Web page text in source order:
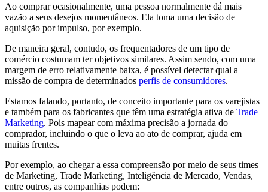
Ao comprar ocasionalmente, uma pessoa normalmente dá mais
vazão a seus desejos momentâneos. Ela toma uma decisão de
aquisição por impulso, por exemplo.
De maneira geral, contudo, os frequentadores de um tipo de
comércio costumam ter objetivos similares. Assim sendo, com uma
margem de erro relativamente baixa, é possível detectar qual a
missão de compra de determinados perfis de consumidores.
Estamos falando, portanto, de conceito importante para os varejistas
e também para os fabricantes que têm uma estratégia ativa de Trade
Marketing. Pois mapear com máxima precisão a jornada do
comprador, incluindo o que o leva ao ato de comprar, ajuda em
muitas frentes.
Por exemplo, ao chegar a essa compreensão por meio de seus times
de Marketing, Trade Marketing, Inteligência de Mercado, Vendas,
entre outros, as companhias podem: